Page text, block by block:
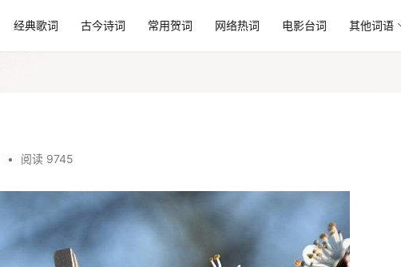
经典歌词 古今诗词 常用贺词 网络热词 电影台词 其他词语
• 阅读 9745